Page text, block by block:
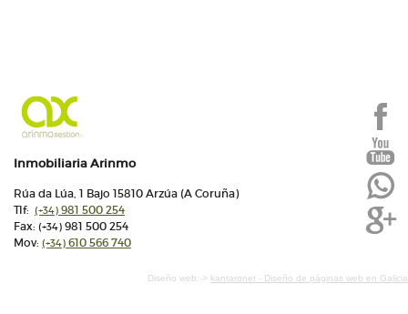
Inmobiliaria Arinmo
Rúa da Lúa, 1 Bajo 15810 Arzúa (A Coruña)
Tlf: (+34) 981 500 254
Fax: (+34) 981 500 254
Mov: (+34) 610 566 740
Diseño web:-> kantaronet - Diseño de páginas web en Galicia